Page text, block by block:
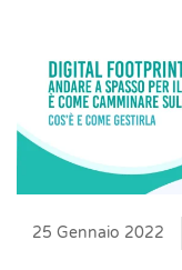
25 Gennaio 2022